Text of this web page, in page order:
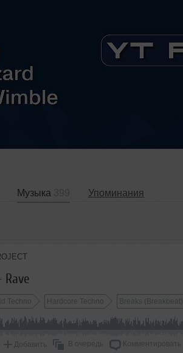
Музыка Упоминания
Rave
Techno Hardcore Techno Breaks (Breakbeat)
Добавить В очередь Комментировать